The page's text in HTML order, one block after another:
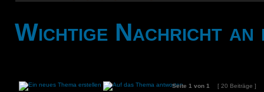
Wichtige Nachricht an
Seite 1 von 1 [ 20 Beiträge ]